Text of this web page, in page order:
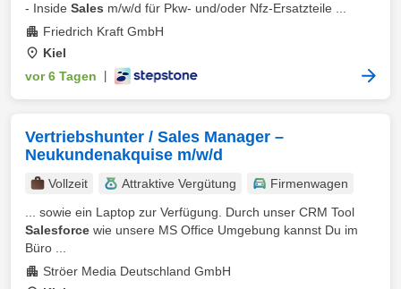
- Inside Sales m/w/d für Pkw- und/oder Nfz-Ersatzteile ...
Friedrich Kraft GmbH
Kiel
vor 6 Tagen
Vertriebshunter / Sales Manager –
Neukundenakquise m/w/d
Vollzeit Attraktive Vergütung
Firmenwagen
... sowie ein Laptop zur Verfügung. Durch unser CRM Tool
Salesforce wie unsere MS Office Umgebung kannst Du im
Büro ...
Ströer Media Deutschland GmbH